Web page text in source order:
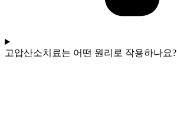
고압산소치료는 어떤 원리로 작용하나요?